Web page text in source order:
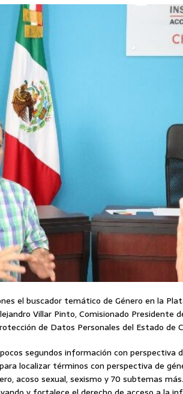
el buscador temático de Género en la
Villar Pinto, Comisionado Presidente
de Datos Personales del Estado de
segundos información con perspectiva
localizar términos con perspectiva de
acoso sexual, sexismo y 70 subtemas más.